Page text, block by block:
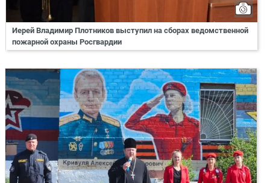
Иерей Владимир Плотников выступил на сборах ведомственной
пожарной охраны Росгвардии